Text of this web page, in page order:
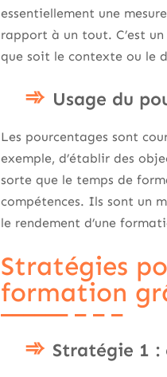
essentiellement une
rapport à un tout. C’est
que soit le contexte ou le
Usage du
Les pourcentages sont
exemple, d’établir des
sorte que le temps de
compétences. Ils sont un
le rendement d’une
Stratégies
formation
Stratégie 1 :